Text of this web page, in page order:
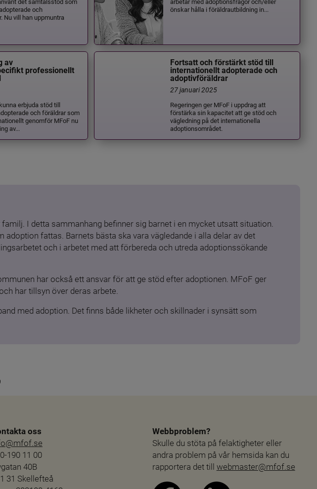
och
Nu vill han uppmuntra
önskar hålla i föräldrautbildning in...
av
professionellt
erbjuda stöd till
och föräldrar som
genomför MFoF nu
av...
Fortsatt och förstärkt stöd till
internationellt adopterade och
adoptivföräldrar
27 januari 2025
Regeringen ger MFoF i uppdrag att
förstärka sin kapacitet att ge stöd och
vägledning på det internationella
adoptionsområdet.
I detta sammanhang befinner sig barnet i en mycket utsatt situation.
fattas. Barnets bästa ska vara vägledande i alla delar av det
och i arbetet med att förbereda och utreda adoptionssökande
har också ett ansvar för att ge stöd efter adoptionen. MFoF ger
har tillsyn över deras arbete.
med adoption. Det finns både likheter och skillnader i synsätt som
oss
190 11 00
40B
31 Skellefteå
Webbproblem?
Skulle du stöta på felaktigheter eller
andra problem på vår hemsida kan du
rapportera det till webmaster@mfof.se